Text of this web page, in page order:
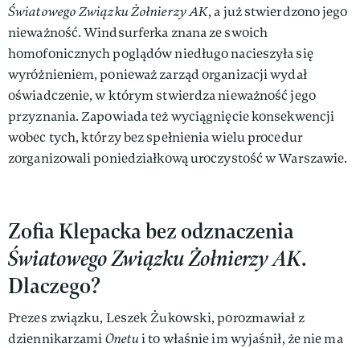
Światowego Związku Żołnierzy AK, a już stwierdzono jego
nieważność. Windsurferka znana ze swoich
homofonicznych poglądów niedługo nacieszyła się
wyróżnieniem, ponieważ zarząd organizacji wydał
oświadczenie, w którym stwierdza nieważność jego
przyznania. Zapowiada też wyciągnięcie konsekwencji
wobec tych, którzy bez spełnienia wielu procedur
zorganizowali poniedziałkową uroczystość w Warszawie.
Zofia Klepacka bez odznaczenia
Światowego Związku Żołnierzy AK.
Dlaczego?
Prezes związku, Leszek Żukowski, porozmawiał z
dziennikarzamiOnetui to właśnie im wyjaśnił, że nie ma